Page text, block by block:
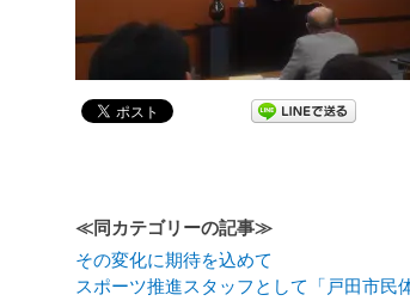
≪同カテゴリーの記事≫
その変化に期待を込めて
スポーツ推進スタッフとして「戸田市民